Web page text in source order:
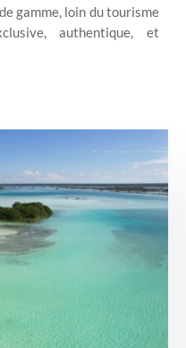
gamme, loin du tourisme
authentique, et